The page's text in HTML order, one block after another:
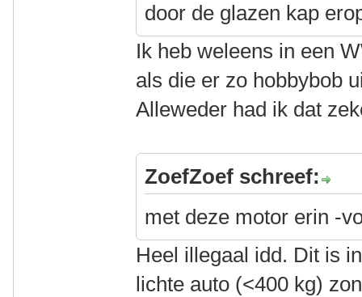
door de glazen kap
Ik heb weleens in een
als die er zo hobbybob
Alleweder had ik dat
ZoefZoef schreef:
met deze motor erin -
Heel illegaal idd. Dit is
lichte auto (<400 kg)